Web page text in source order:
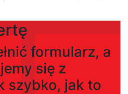
formularz, a
się z
szybko, jak to